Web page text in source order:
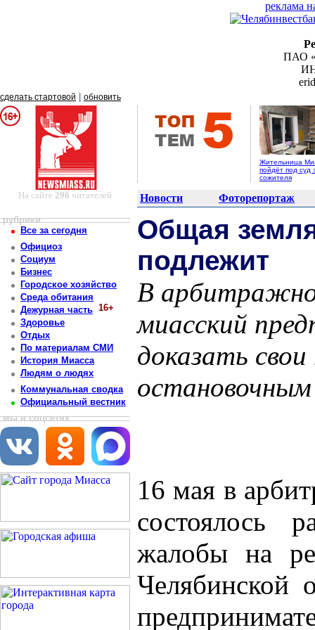
реклама
ПАО
сделать стартовой обновить
Жительница
пойдёт под суд
сожителя
На сайте 296 читателей Новости Фоторепортаж
рубрики
Все за сегодня
Официоз
Социум
Бизнес
Городское хозяйство
Среда обитания
Дежурная часть 16+
Здоровье
Отдых
По материалам СМИ
История Миасса
Людям о людях
Коммунальная сводка
Официальный вестник
мы в соцсетях
Общая
подлежит
В
миасский
доказать
16 мая в
состоялось
жалобы на
Челябинской